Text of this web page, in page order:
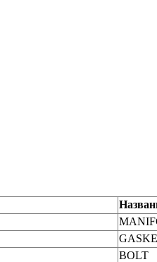
BOLT